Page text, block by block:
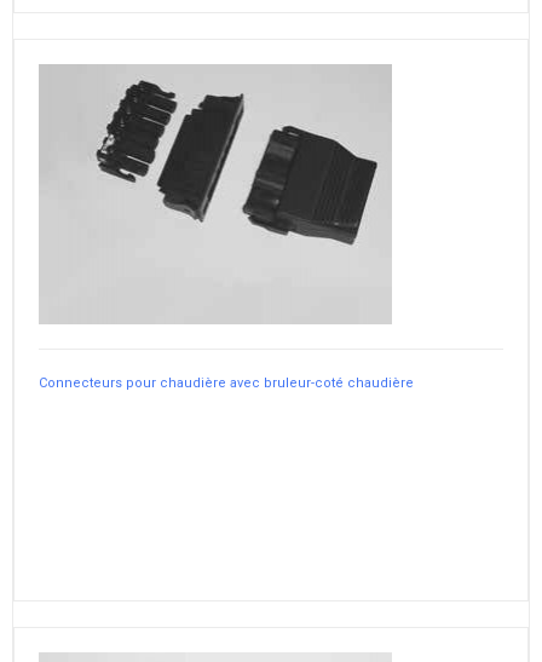
Connecteurs pour chaudière avec bruleur-coté chaudière